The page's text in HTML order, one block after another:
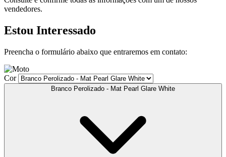
vendedores.
Estou Interessado
Preencha o formulário abaixo que entraremos em contato:
Cor
Branco Perolizado - Mat Pearl Glare White